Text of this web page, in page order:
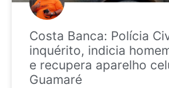
Costa Banca: Polícia
inquérito, indicia
e recupera aparelho
Guamaré